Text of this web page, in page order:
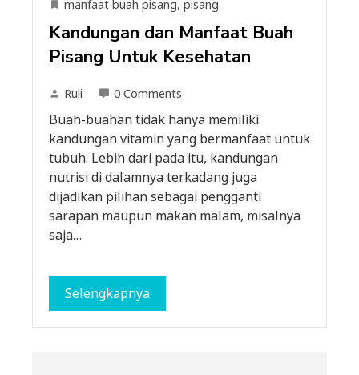
manfaat buah pisang, pisang
Kandungan dan Manfaat Buah
Pisang Untuk Kesehatan
Ruli 0 Comments
Buah-buahan tidak hanya memiliki
kandungan vitamin yang bermanfaat untuk
tubuh. Lebih dari pada itu, kandungan
nutrisi di dalamnya terkadang juga
dijadikan pilihan sebagai pengganti
sarapan maupun makan malam, misalnya
saja…
Selengkapnya